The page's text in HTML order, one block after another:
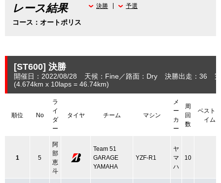
レース結果
コース：オートポリス
決勝 予選
[ST600] 決勝
開催日：2022/08/28 天候：Fine 路面：Dry 決勝出走：36
(4.674km x 10laps = 46.74km)
順位 No
ラ
イ
ダ
ー
タイヤ チーム マシン
メ
ー
カ
ー
周
回
数
ベストタ
イム
1 5
阿
部
恵
斗
Team 51
GARAGE
YAMAHA
YZF-R1
ヤ
マ
ハ
10